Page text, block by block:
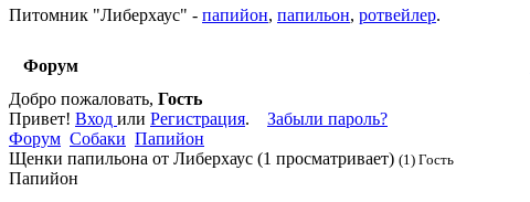
Питомник "Либерхаус" - папийон, папильон, ротвейлер.
Форум
Добро пожаловать, Гость
Привет! Вход или Регистрация. Забыли пароль?
Форум Собаки Папийон
Щенки папильона от Либерхаус (1 просматривает) (1) Гость
Папийон